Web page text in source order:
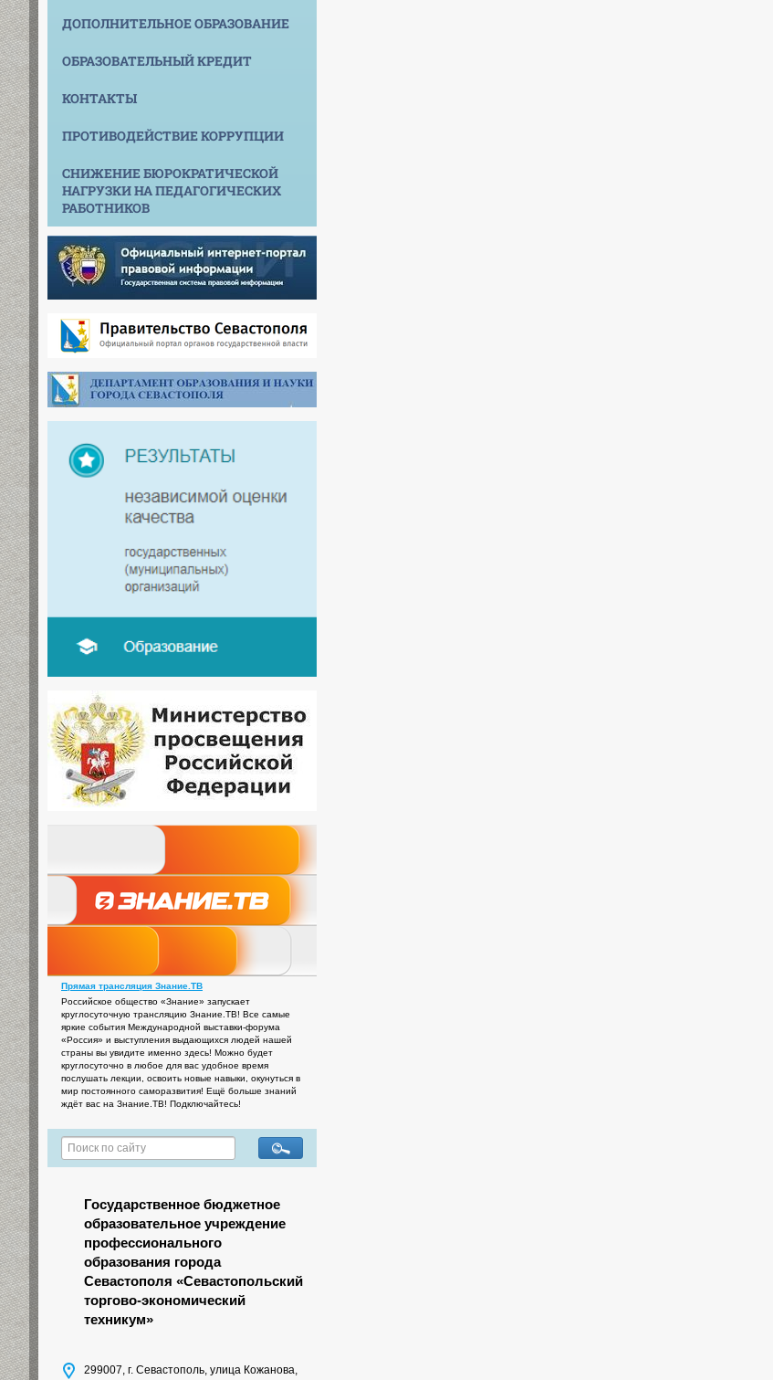
ДОПОЛНИТЕЛЬНОЕ ОБРАЗОВАНИЕ
ОБРАЗОВАТЕЛЬНЫЙ КРЕДИТ
КОНТАКТЫ
ПРОТИВОДЕЙСТВИЕ КОРРУПЦИИ
СНИЖЕНИЕ БЮРОКРАТИЧЕСКОЙ
НАГРУЗКИ НА ПЕДАГОГИЧЕСКИХ
РАБОТНИКОВ
Прямая трансляция Знание.ТВ
Российское общество «Знание» запускает
круглосуточную трансляцию Знание.ТВ! Все самые
яркие события Международной выставки-форума
«Россия» и выступления выдающихся людей нашей
страны вы увидите именно здесь! Можно будет
круглосуточно в любое для вас удобное время
послушать лекции, освоить новые навыки, окунуться в
мир постоянного саморазвития! Ещё больше знаний
ждёт вас на Знание.ТВ! Подключайтесь!
Государственное бюджетное
образовательное учреждение
профессионального
образования города
Севастополя «Севастопольский
торгово-экономический
техникум»
299007, г. Севастополь, улица Кожанова,